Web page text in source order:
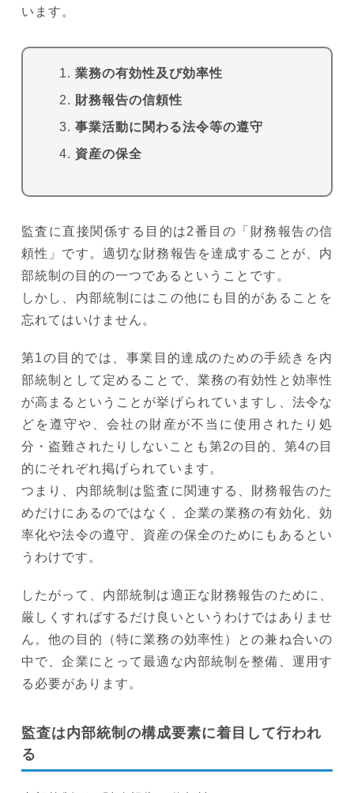
います。
業務の有効性及び効率性
財務報告の信頼性
事業活動に関わる法令等の遵守
資産の保全
監査に直接関係する目的は2番目の「財務報告の信
頼性」です。適切な財務報告を達成することが、内
部統制の目的の一つであるということです。
しかし、内部統制にはこの他にも目的があることを
忘れてはいけません。
第1の目的では、事業目的達成のための手続きを内
部統制として定めることで、業務の有効性と効率性
が高まるということが挙げられていますし、法令な
どを遵守や、会社の財産が不当に使用されたり処
分・盗難されたりしないことも第2の目的、第4の目
的にそれぞれ掲げられています。
つまり、内部統制は監査に関連する、財務報告のた
めだけにあるのではなく、企業の業務の有効化、効
率化や法令の遵守、資産の保全のためにもあるとい
うわけです。
したがって、内部統制は適正な財務報告のために、
厳しくすればするだけ良いというわけではありませ
ん。他の目的（特に業務の効率性）との兼ね合いの
中で、企業にとって最適な内部統制を整備、運用す
る必要があります。
監査は内部統制の構成要素に着目して行われ
る